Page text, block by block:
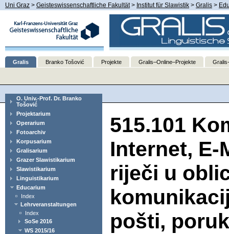
Uni Graz > Geisteswissenschaftliche Fakultät> Institut für Slawistik > Gralis >
Gralis Branko Tošović Projekte Gralis–Online–Projekte
O. Univ.-Prof. Dr. Branko
Tošović
Projektarium
Operarium
Fotoarchiv
Korpusarium
Gralisarium
Grazer Slawistikarium
Slawistikarium
Linguistikarium
Educarium
Index
Lehrveranstaltungen
Index
SoSe 2016
WS 2015/16
515.101
Internet, E-
riječi u
pošti,